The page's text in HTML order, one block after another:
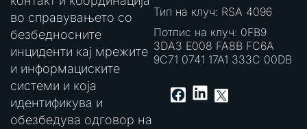
во справувањето со
безбедносните
инциденти кај мрежите
и информациските
системи и која
идентификува и
обезбедува одговор на
Тип на клуч: RSA 4096
Потпис на клуч: 0FB9
3DA3 E008 FA8B FC6A
9C71 0741 17A1 333C 00DB
Facebook
LinkedIn
X